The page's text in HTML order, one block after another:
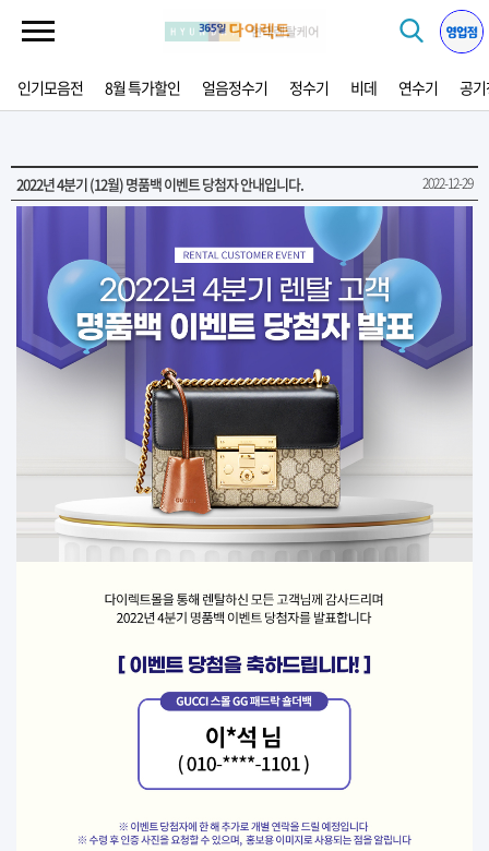
인기모음전 8월 특가할인 얼음정수기 정수기 비데 연수기 공
2022년 4분기 (12월) 명품백 이벤트 당첨자 안내입니다. 2022-12-29